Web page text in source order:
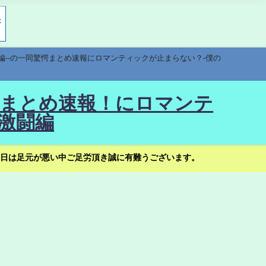
の一同驚愕まとめ速報にロマンティックが止まらない？-僕の
とめ速報！にロマンテ
闘編
足元が悪い中ご足労頂き誠に有難うございます。